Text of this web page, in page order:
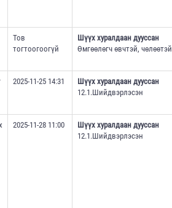
Тов
тогтоогоогүй
Шүүх хуралдаан дууссан
Өмгөөлөгч өвчтэй, чөлөөтэй
2025-11-25 14:31
Шүүх хуралдаан дууссан
12.1.Шийдвэрлэсэн
2025-11-28 11:00
Шүүх хуралдаан дууссан
12.1.Шийдвэрлэсэн